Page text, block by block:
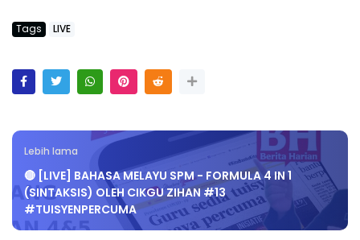
Tags LIVE
Lebih lama
🔴 [LIVE] BAHASA MELAYU SPM - FORMULA 4 IN 1
(SINTAKSIS) OLEH CIKGU ZIHAN #13
#TUISYENPERCUMA